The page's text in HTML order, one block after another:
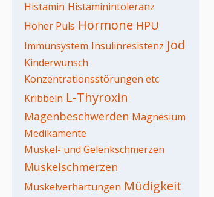
Histamin Histaminintoleranz
Hoher Puls Hormone HPU
Immunsystem Insulinresistenz Jod
Kinderwunsch
Konzentrationsstörungen etc
Kribbeln L-Thyroxin
Magenbeschwerden Magnesium
Medikamente
Muskel- und Gelenkschmerzen
Muskelschmerzen
Muskelverhärtungen Müdigkeit